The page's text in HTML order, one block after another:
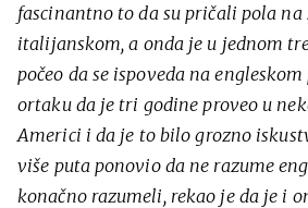
fascinantno to da su pričali pola na
italijanskom, a onda je u jednom
počeo da se ispoveda na
ortaku da je tri godine proveo u
Americi i da je to bilo grozno
više puta ponovio da ne razume
konačno razumeli, rekao je da je i